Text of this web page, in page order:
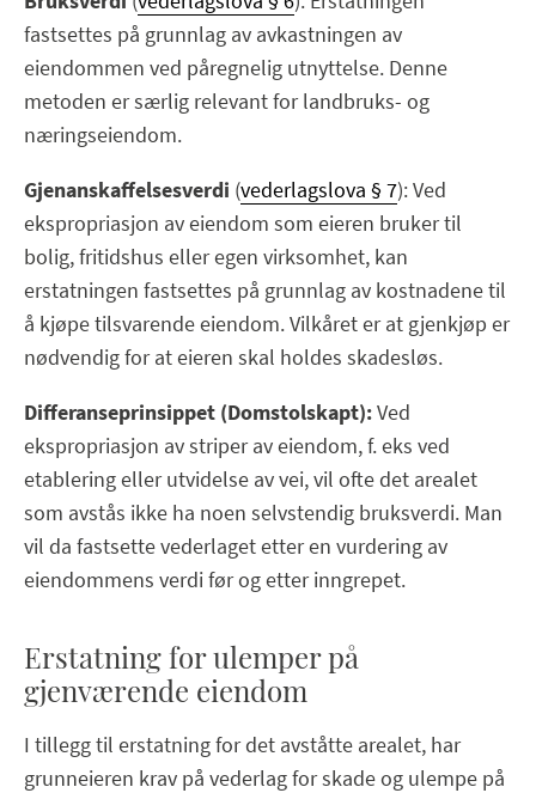
fastsettes på grunnlag av avkastningen av
eiendommen ved påregnelig utnyttelse. Denne
metoden er særlig relevant for landbruks- og
næringseiendom.
Gjenanskaffelsesverdi (vederlagslova § 7): Ved
ekspropriasjon av eiendom som eieren bruker til
bolig, fritidshus eller egen virksomhet, kan
erstatningen fastsettes på grunnlag av kostnadene til
å kjøpe tilsvarende eiendom. Vilkåret er at gjenkjøp er
nødvendig for at eieren skal holdes skadesløs.
Differanseprinsippet (Domstolskapt):Ved
ekspropriasjon av striper av eiendom, f. eks ved
etablering eller utvidelse av vei, vil ofte det arealet
som avstås ikke ha noen selvstendig bruksverdi. Man
vil da fastsette vederlaget etter en vurdering av
eiendommens verdi før og etter inngrepet.
Erstatning for ulemper på
gjenværende eiendom
I tillegg til erstatning for det avståtte arealet, har
grunneieren krav på vederlag for skade og ulempe på